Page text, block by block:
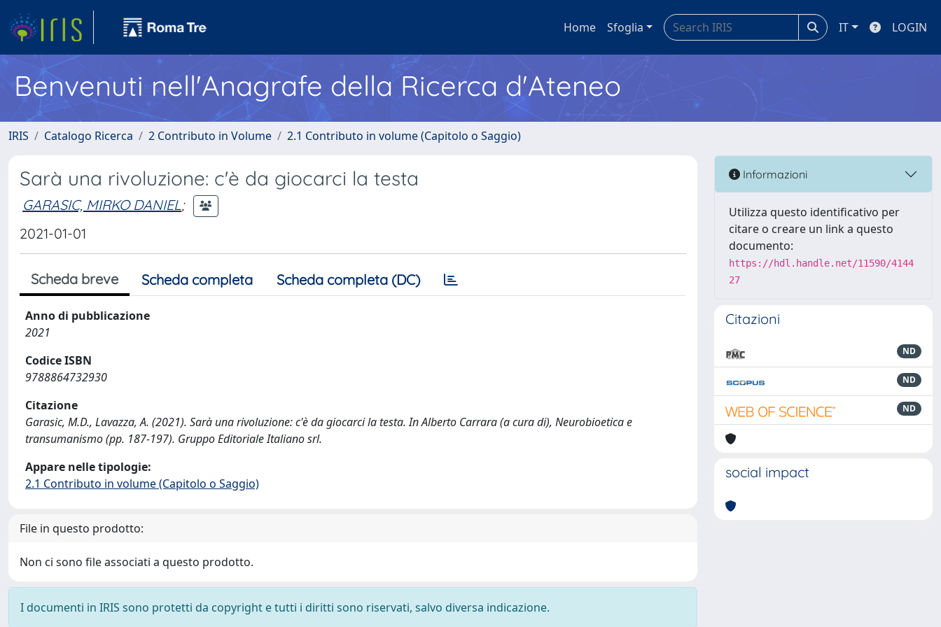
Home Sfoglia IT LOGIN
Benvenuti nell'Anagrafe della Ricerca d'Ateneo
IRIS Catalogo Ricerca 2 Contributo in Volume 2.1 Contributo in volume (Capitolo o Saggio)
Sarà una rivoluzione: c'è da giocarci la testa
GARASIC, MIRKO DANIEL;
2021-01-01
Scheda breve Scheda completa Scheda completa (DC)
Anno di pubblicazione
2021
Codice ISBN
9788864732930
Citazione
Garasic, M.D., Lavazza, A. (2021). Sarà una rivoluzione: c'è da giocarci la testa. In Alberto Carrara (a cura di), Neurobioetica e
transumanismo (pp. 187-197). Gruppo Editoriale Italiano srl.
Appare nelle tipologie:
2.1 Contributo in volume (Capitolo o Saggio)
File in questo prodotto:
Non ci sono file associati a questo prodotto.
I documenti in IRIS sono protetti da copyright e tutti i diritti sono riservati, salvo diversa indicazione.
Informazioni
Utilizza questo identificativo per
citare o creare un link a questo
documento:
https://hdl.handle.net/11590/4144
27
Citazioni
ND
ND
ND
social impact